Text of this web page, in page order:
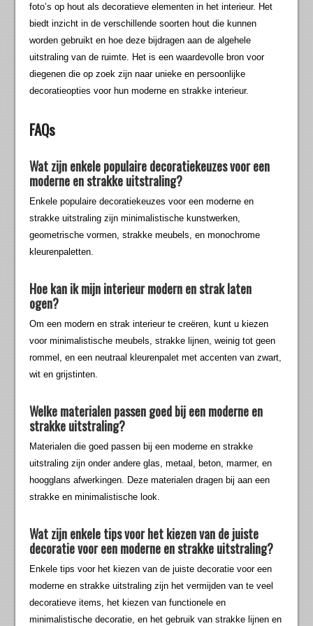
foto’s op hout als decoratieve elementen in het interieur. Het
biedt inzicht in de verschillende soorten hout die kunnen
worden gebruikt en hoe deze bijdragen aan de algehele
uitstraling van de ruimte. Het is een waardevolle bron voor
diegenen die op zoek zijn naar unieke en persoonlijke
decoratieopties voor hun moderne en strakke interieur.
FAQs
Wat zijn enkele populaire decoratiekeuzes voor een
moderne en strakke uitstraling?
Enkele populaire decoratiekeuzes voor een moderne en
strakke uitstraling zijn minimalistische kunstwerken,
geometrische vormen, strakke meubels, en monochrome
kleurenpaletten.
Hoe kan ik mijn interieur modern en strak laten
ogen?
Om een modern en strak interieur te creëren, kunt u kiezen
voor minimalistische meubels, strakke lijnen, weinig tot geen
rommel, en een neutraal kleurenpalet met accenten van zwart,
wit en grijstinten.
Welke materialen passen goed bij een moderne en
strakke uitstraling?
Materialen die goed passen bij een moderne en strakke
uitstraling zijn onder andere glas, metaal, beton, marmer, en
hoogglans afwerkingen. Deze materialen dragen bij aan een
strakke en minimalistische look.
Wat zijn enkele tips voor het kiezen van de juiste
decoratie voor een moderne en strakke uitstraling?
Enkele tips voor het kiezen van de juiste decoratie voor een
moderne en strakke uitstraling zijn het vermijden van te veel
decoratieve items, het kiezen van functionele en
minimalistische decoratie, en het gebruik van strakke lijnen en